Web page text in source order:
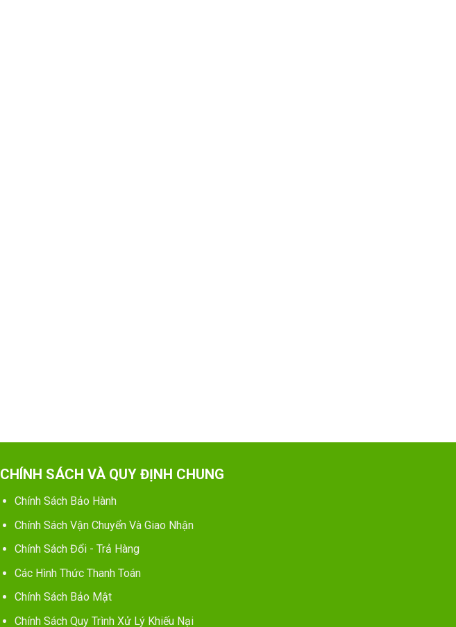
CHÍNH SÁCH VÀ QUY ĐỊNH CHUNG
Chính Sách Bảo Hành
Chính Sách Vận Chuyển Và Giao Nhận
Chính Sách Đổi - Trả Hàng
Các Hình Thức Thanh Toán
Chính Sách Bảo Mật
Chính Sách Quy Trình Xử Lý Khiếu Nại